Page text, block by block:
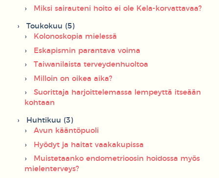
Miksi sairauteni hoito ei ole Kela-korvattavaa?
Toukokuu (5)
Kolonoskopia mielessä
Eskapismin parantava voima
Taiwanilaista terveydenhuoltoa
Milloin on oikea aika?
Suorittaja harjoittelemassa lempeyttä itseään
kohtaan
Huhtikuu (3)
Avun kääntöpuoli
Hyödyt ja haitat vaakakupissa
Muistetaanko endometrioosin hoidossa myös
mielenterveys?